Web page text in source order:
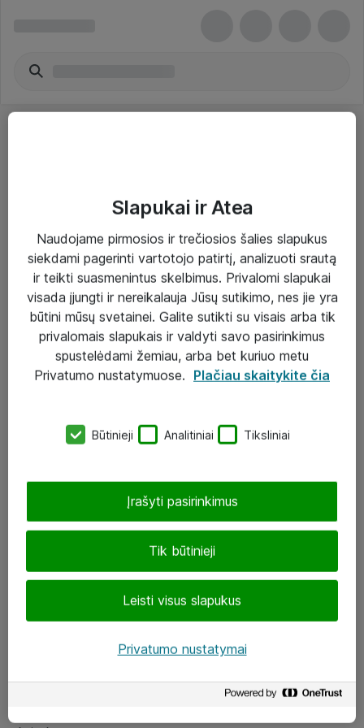
Paslaugos
Sprendimai
Įgyvendinti projektai
Atea ekspertų patarimai verslui
eShop@atea.lt
LinkedIn
Slapukai ir Atea
Naudojame pirmosios ir trečiosios šalies slapukus
siekdami pagerinti vartotojo patirtį, analizuoti srautą
ir teikti suasmenintus skelbimus. Privalomi slapukai
visada įjungti ir nereikalauja Jūsų sutikimo, nes jie yra
būtini mūsų svetainei. Galite sutikti su visais arba tik
privalomais slapukais ir valdyti savo pasirinkimus
spustelėdami žemiau, arba bet kuriuo metu
Privatumo nustatymuose. Plačiau skaitykite čia
Būtinieji Analitiniai Tiksliniai
Tik būtinieji
Leisti visus slapukus
Įrašyti pasirinkimus
Privatumo nustatymai